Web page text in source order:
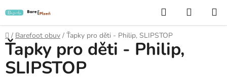
na
obsah
Hledat
KOŠÍK
Domů
/ Barefoot obuv / Ťapky pro děti - Philip, SLIPSTOP
Ťapky pro děti - Philip,
SLIPSTOP